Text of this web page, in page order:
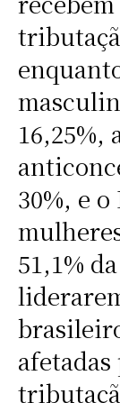
16,25%,
30%, e o
51,1%